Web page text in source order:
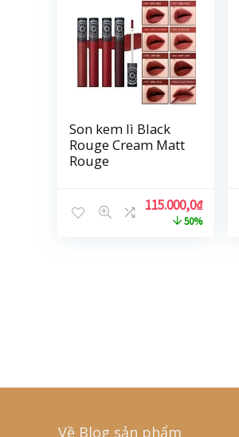
Son kem lì Black
Rouge Cream Matt
Rouge
115.000,0₫
50%
Về Blog sản phẩm